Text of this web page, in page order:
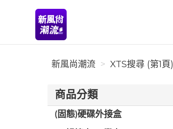
新風尚潮流
新風尚潮流 XTS搜尋 (第1頁)
商品分類
(固態)硬碟外接盒